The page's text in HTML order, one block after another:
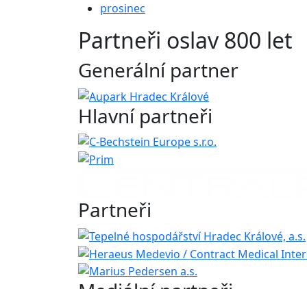
prosinec
Partneři oslav 800 let
Generální partner
Hlavní partneři
Partneři